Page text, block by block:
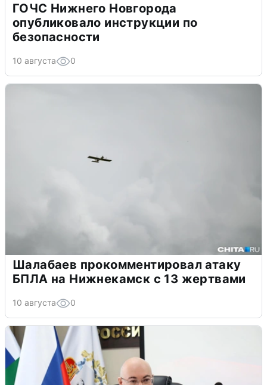
ГОЧС Нижнего Новгорода
опубликовало инструкции по
безопасности
10 августа 0
Шалабаев прокомментировал атаку
БПЛА на Нижнекамск с 13 жертвами
10 августа 0